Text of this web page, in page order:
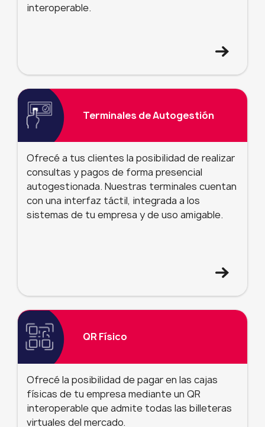
interoperable.
Terminales de Autogestión
Ofrecé a tus clientes la posibilidad de realizar
consultas y pagos de forma presencial
autogestionada. Nuestras terminales cuentan
con una interfaz táctil, integrada a los
sistemas de tu empresa y de uso amigable.
QR Físico
Ofrecé la posibilidad de pagar en las cajas
físicas de tu empresa mediante un QR
interoperable que admite todas las billeteras
virtuales del mercado.